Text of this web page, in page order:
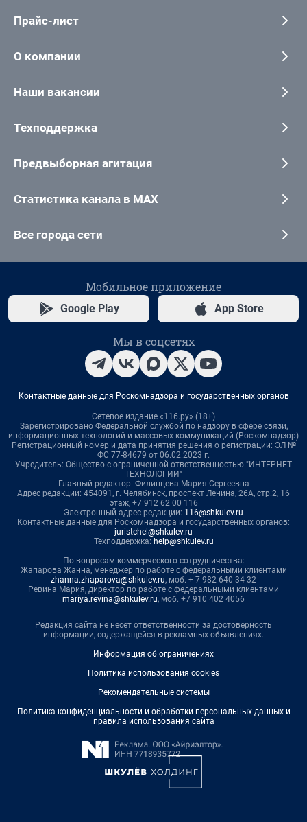
Прайс-лист
О компании
Наши вакансии
Техподдержка
Предвыборная агитация
Статистика канала в MAX
Все города сети
Мобильное приложение
Google Play App Store
Мы в соцсетях
Контактные данные для Роскомнадзора и государственных органов
Сетевое издание «116.ру» (18+)
Зарегистрировано Федеральной службой по надзору в сфере связи,
информационных технологий и массовых коммуникаций (Роскомнадзор)
Регистрационный номер и дата принятия решения о регистрации: ЭЛ №
ФС 77-84679 от 06.02.2023 г.
Учредитель: Общество с ограниченной ответственностью "ИНТЕРНЕТ
ТЕХНОЛОГИИ"
Главный редактор: Филипцева Мария Сергеевна
Адрес редакции: 454091, г. Челябинск, проспект Ленина, 26А, стр.2, 16
этаж, +7 912 62 00 116
Электронный адрес редакции: 116@shkulev.ru
Контактные данные для Роскомнадзора и государственных органов:
juristchel@shkulev.ru
Техподдержка: help@shkulev.ru
По вопросам коммерческого сотрудничества:
Жапарова Жанна, менеджер по работе с федеральными клиентами
zhanna.zhaparova@shkulev.ru, моб. + 7 982 640 34 32
Ревина Мария, директор по работе с федеральными клиентами
mariya.revina@shkulev.ru, моб. +7 910 402 4056
Редакция сайта не несет ответственности за достоверность
информации, содержащейся в рекламных объявлениях.
Информация об ограничениях
Политика использования cookies
Рекомендательные системы
Политика конфиденциальности и обработки персональных данных и
правила использования сайта